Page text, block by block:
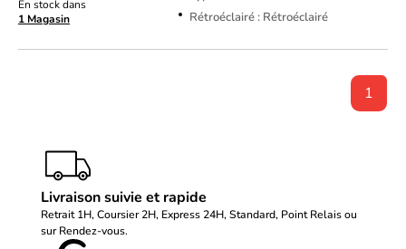
Rétroéclairé : Rétroéclairé
En stock dans
1 Magasin
1
Livraison suivie et rapide
Retrait 1H, Coursier 2H, Express 24H, Standard, Point Relais ou
sur Rendez-vous.